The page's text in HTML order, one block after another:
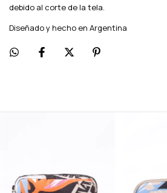
debido al corte de la tela.
Diseñado y hecho en Argentina